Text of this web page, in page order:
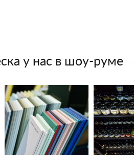
у нас в шоу-руме